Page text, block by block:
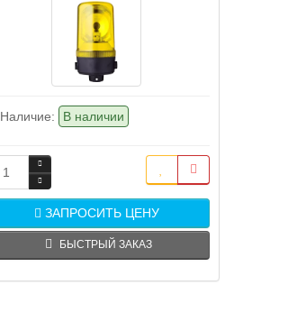
Наличие: В наличии
ЗАПРОСИТЬ ЦЕНУ
БЫСТРЫЙ ЗАКАЗ